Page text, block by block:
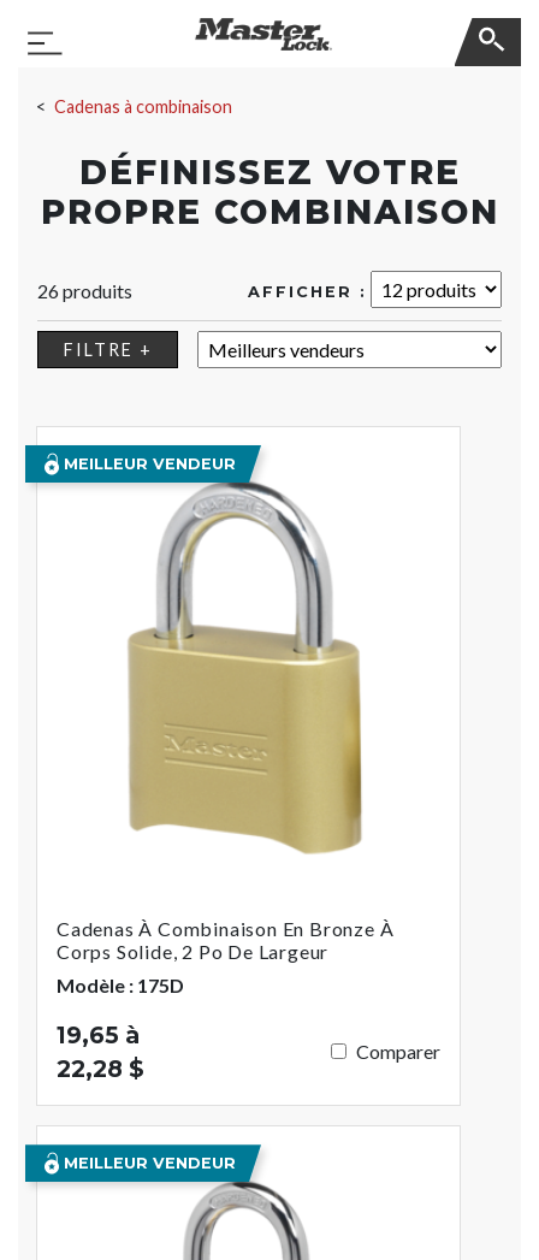
Basculer la navigation
Cadenas à combinaison
DÉFINISSEZ VOTRE
PROPRE COMBINAISON
26 produits AFFICHER :
FILTRE + TRIER :
MEILLEUR VENDEUR
Cadenas À Combinaison En Bronze À
Corps Solide, 2 Po De Largeur
Modèle : 175D
19,65 à
22,28 $
Comparer
MEILLEUR VENDEUR